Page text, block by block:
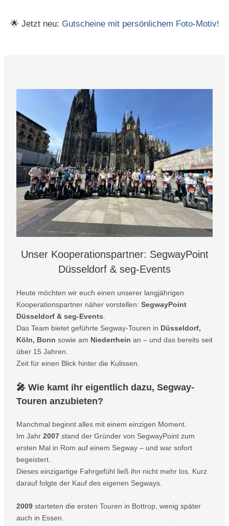
🌟 Jetzt neu: Gutscheine mit persönlichem Foto-Motiv!
Unser Kooperationspartner: SegwayPoint
Düsseldorf & seg-Events
Heute möchten wir euch einen unserer langjährigen
Kooperationspartner näher vorstellen: SegwayPoint
Düsseldorf & seg-Events
Das Team bietet geführte Segway-Touren in Düsseldorf,
Köln, Bonn sowie am Niederrhein an – und das bereits seit
über 15 Jahren.
Zeit für einen Blick hinter die Kulissen.
🎤 Wie kamt ihr eigentlich dazu, Segway-
Touren anzubieten?
Manchmal beginnt alles mit einem einzigen Moment.
Im Jahr 2007stand der Gründer von SegwayPoint zum
ersten Mal in Rom auf einem Segway – und war sofort
begeistert.
Dieses einzigartige Fahrgefühl ließ ihn nicht mehr los. Kurz
darauf folgte der Kauf des eigenen Segways.
2009starteten die ersten Touren in Bottrop, wenig später
auch in Essen.